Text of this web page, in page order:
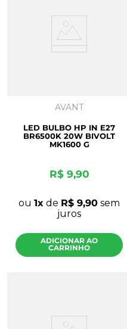
AVANT
LED BULBO HP IN E27
BR6500K 20W BIVOLT
MK1600 G
R$ 9,90
ou 1 de R$ 9,90 sem
juros
ADICIONAR AO
CARRINHO
mdf a4
mdf cru